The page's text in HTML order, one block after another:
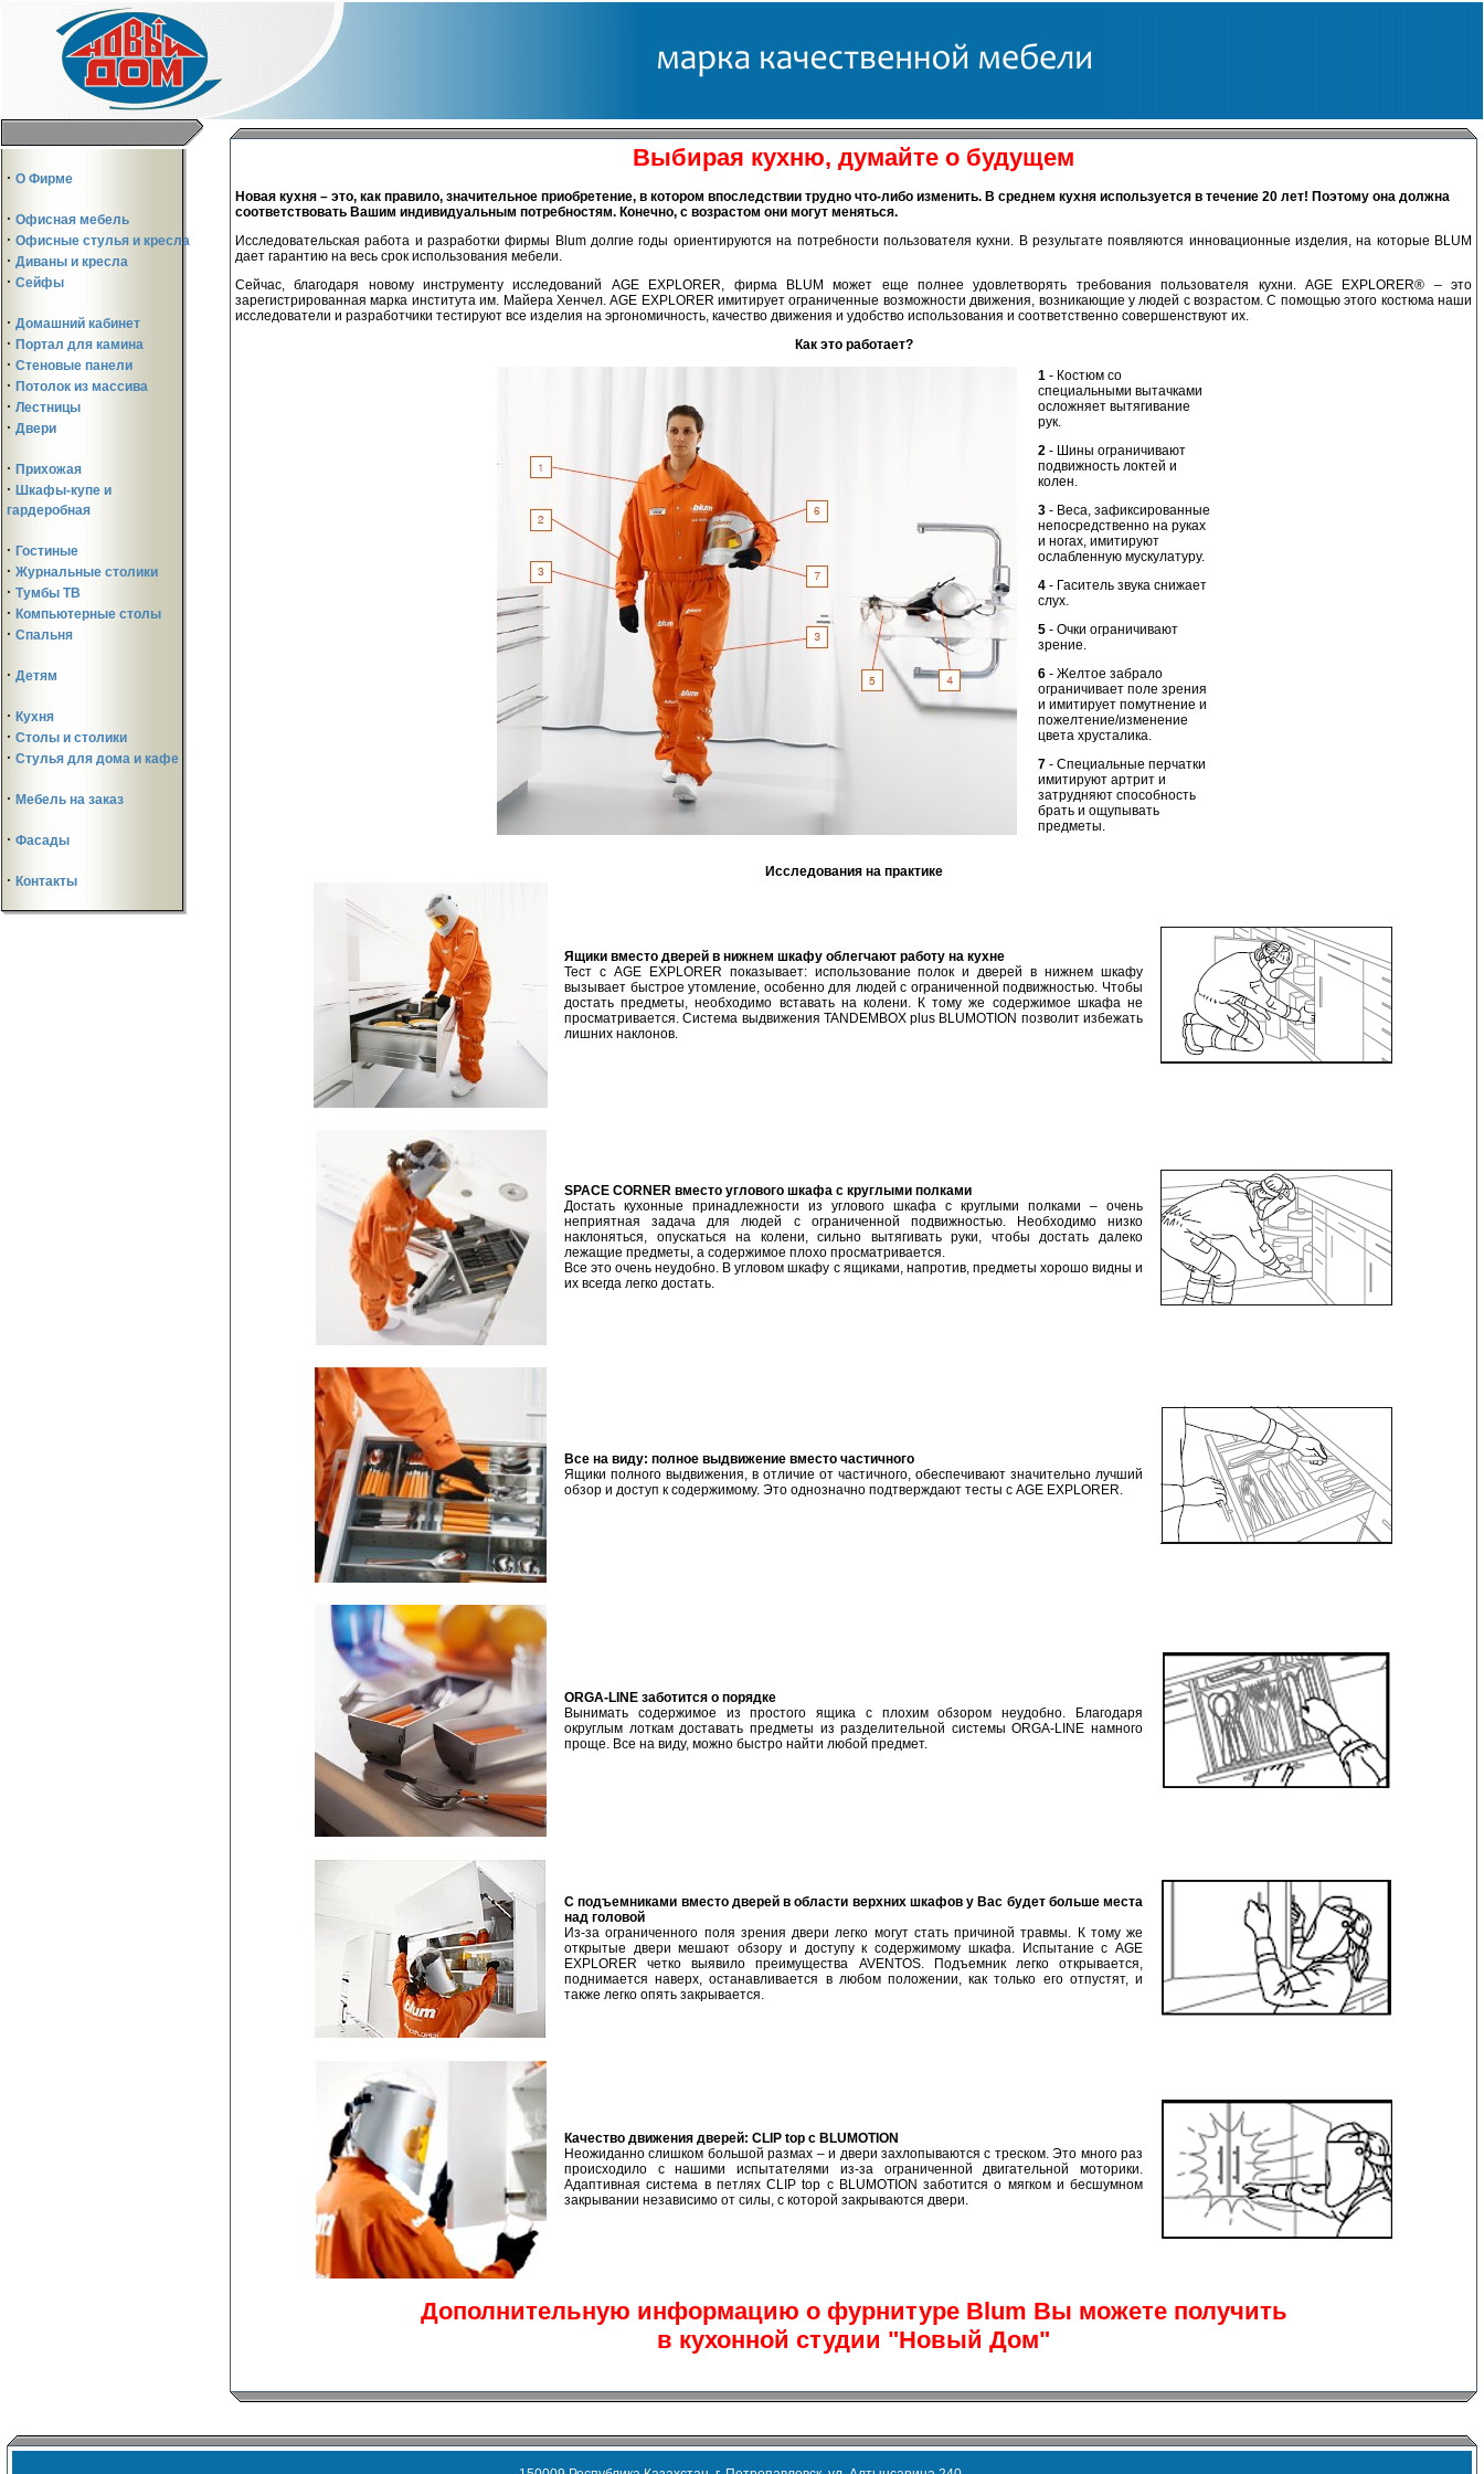
· О Фирме
· Офисная мебель
· Офисные стулья и кресла
· Диваны и кресла
· Сейфы
· Домашний кабинет
· Портал для камина
· Стеновые панели
· Потолок из массива
· Лестницы
· Двери
· Прихожая
· Шкафы-купе и
гардеробная
· Гостиные
· Журнальные столики
· Тумбы ТВ
· Компьютерные столы
· Спальня
· Детям
· Кухня
· Столы и столики
· Стулья для дома и кафе
· Мебель на заказ
· Фасады
· Контакты
Выбирая кухню, думайте о будущем
Новая кухня – это, как правило, значительное приобретение, в котором впоследствии трудно что-либо изменить. В среднем кухня используется в течение 20 лет! Поэтому она должна
соответствовать Вашим индивидуальным потребностям. Конечно, с возрастом они могут меняться.
Исследовательская работа и разработки фирмы Blum долгие годы ориентируются на потребности пользователя кухни. В результате появляются инновационные изделия, на которые BLUM
дает гарантию на весь срок использования мебели.
Сейчас, благодаря новому инструменту исследований AGE EXPLORER, фирма BLUM может еще полнее удовлетворять требования пользователя кухни. AGE EXPLORER® – это
зарегистрированная марка института им. Майера Хенчел. AGE EXPLORER имитирует ограниченные возможности движения, возникающие у людей с возрастом. С помощью этого костюма наши
исследователи и разработчики тестируют все изделия на эргономичность, качество движения и удобство использования и соответственно совершенствуют их.
Как это работает?
1 - Костюм со
специальными вытачками
осложняет вытягивание
рук.
2 - Шины ограничивают
подвижность локтей и
колен.
3 - Веса, зафиксированные
непосредственно на руках
и ногах, имитируют
ослабленную мускулатуру.
4 - Гаситель звука снижает
слух.
5 - Очки ограничивают
зрение.
6 - Желтое забрало
ограничивает поле зрения
и имитирует помутнение и
пожелтение/изменение
цвета хрусталика.
7 - Специальные перчатки
имитируют артрит и
затрудняют способность
брать и ощупывать
предметы.
Исследования на практике
Ящики вместо дверей в нижнем шкафу облегчают работу на кухне
Тест с AGE EXPLORER показывает: использование полок и дверей в нижнем шкафу
вызывает быстрое утомление, особенно для людей с ограниченной подвижностью. Чтобы
достать предметы, необходимо вставать на колени. К тому же содержимое шкафа не
просматривается. Система выдвижения TANDEMBOX plus BLUMOTION позволит избежать
лишних наклонов.
SPACE CORNER вместо углового шкафа с круглыми полками
Достать кухонные принадлежности из углового шкафа с круглыми полками – очень
неприятная задача для людей с ограниченной подвижностью. Необходимо низко
наклоняться, опускаться на колени, сильно вытягивать руки, чтобы достать далеко
лежащие предметы, а содержимое плохо просматривается.
Все это очень неудобно. В угловом шкафу с ящиками, напротив, предметы хорошо видны и
их всегда легко достать.
Все на виду: полное выдвижение вместо частичного
Ящики полного выдвижения, в отличие от частичного, обеспечивают значительно лучший
обзор и доступ к содержимому. Это однозначно подтверждают тесты с AGE EXPLORER.
ORGA-LINE заботится о порядке
Вынимать содержимое из простого ящика с плохим обзором неудобно. Благодаря
округлым лоткам доставать предметы из разделительной системы ORGA-LINE намного
проще. Все на виду, можно быстро найти любой предмет.
С подъемниками вместо дверей в области верхних шкафов у Вас будет больше места
над головой
Из-за ограниченного поля зрения двери легко могут стать причиной травмы. К тому же
открытые двери мешают обзору и доступу к содержимому шкафа. Испытание с AGE
EXPLORER четко выявило преимущества AVENTOS. Подъемник легко открывается,
поднимается наверх, останавливается в любом положении, как только его отпустят, и
также легко опять закрывается.
Качество движения дверей: CLIP top с BLUMOTION
Неожиданно слишком большой размах – и двери захлопываются с треском. Это много раз
происходило с нашими испытателями из-за ограниченной двигательной моторики.
Адаптивная система в петлях CLIP top с BLUMOTION заботится о мягком и бесшумном
закрывании независимо от силы, с которой закрываются двери.
Дополнительную информацию о фурнитуре Blum Вы можете получить
в кухонной студии "Новый Дом"